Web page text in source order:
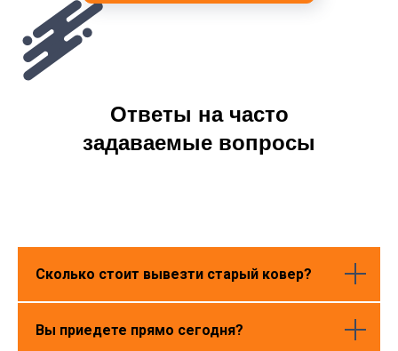
Ответы на часто
задаваемые вопросы
Сколько стоит вывезти старый ковер?
Вы приедете прямо сегодня?